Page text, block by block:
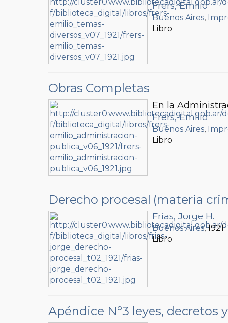
Frers, Emilio
Buenos Aires,
Libro
Obras Completas
En la
Frers, Emilio
Buenos Aires,
Libro
Derecho procesal (materia
Frías, Jorge H.
Buenos Aires, 1921
Libro
Apéndice N°3 leyes, decretos